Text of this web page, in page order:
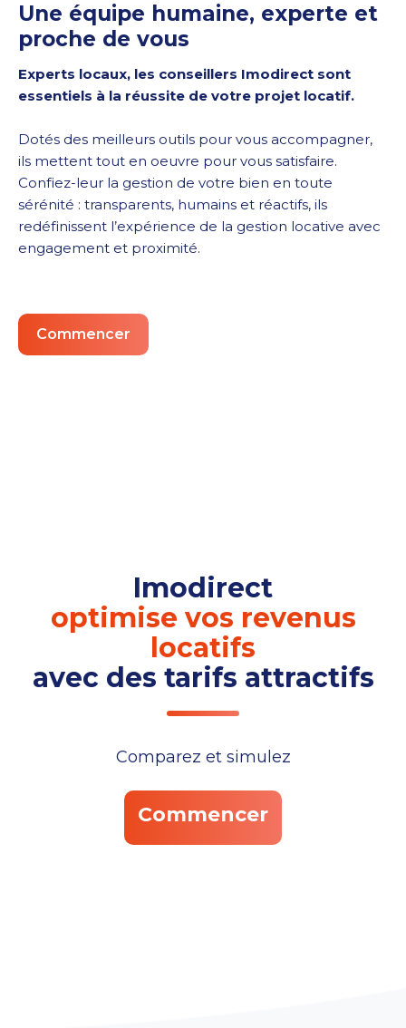
Une équipe humaine, experte et
proche de vous
Experts locaux, les conseillers Imodirect sont
essentiels à la réussite de votre projet locatif.
Dotés des meilleurs outils pour vous accompagner,
ils mettent tout en oeuvre pour vous satisfaire.
Confiez-leur la gestion de votre bien en toute
sérénité : transparents, humains et réactifs, ils
redéfinissent l’expérience de la gestion locative avec
engagement et proximité.
Commencer
Imodirect
optimise vos revenus
locatifs
avec des tarifs attractifs
Comparez et simulez
Commencer